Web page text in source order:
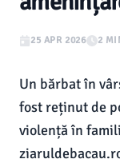
25 APR 2026 2
Un bărbat în
fost reținut de
violență în